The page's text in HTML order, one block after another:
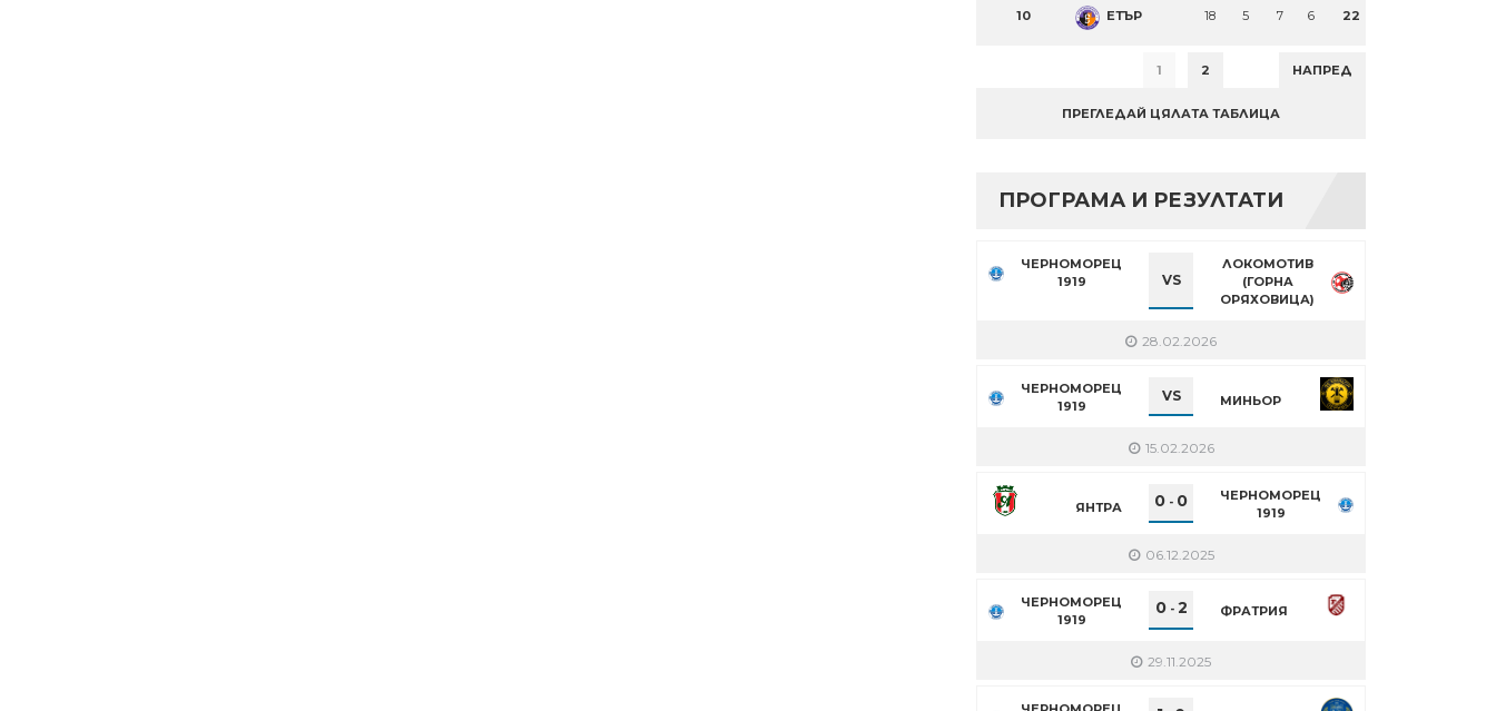
10 ЕТЪР 18 5 7 6 22
1 2 НАПРЕД
ПРЕГЛЕДАЙ ЦЯЛАТА ТАБЛИЦА
ПРОГРАМА И РЕЗУЛТАТИ
ЧЕРНОМОРЕЦ
1919
VS
ЛОКОМОТИВ
(ГОРНА
ОРЯХОВИЦА)
28.02.2026
ЧЕРНОМОРЕЦ
1919
VS МИНЬОР
15.02.2026
ЯНТРА 0 - 0
ЧЕРНОМОРЕЦ
1919
06.12.2025
ЧЕРНОМОРЕЦ
1919
0- 2 ФРАТРИЯ
29.11.2025